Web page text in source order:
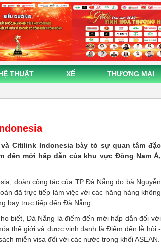
THUẬT XẾ THƯƠNG MẠI
Citilink Indonesia bày tỏ sự quan tâm đặc
đến mới hấp dẫn của khu vực Đông Nam Á,
đoàn công tác của TP Đà Nẵng do bà Nguyễn
đã trực tiếp làm việc với các hãng hàng không
bay trực tiếp đến Đà Nẵng.
biết, Đà Nẵng là điểm đến mới hấp dẫn đối với
thế giới và được vinh danh là Điểm đến lễ hội -
miễn visa đối với các nước trong khối ASEAN.